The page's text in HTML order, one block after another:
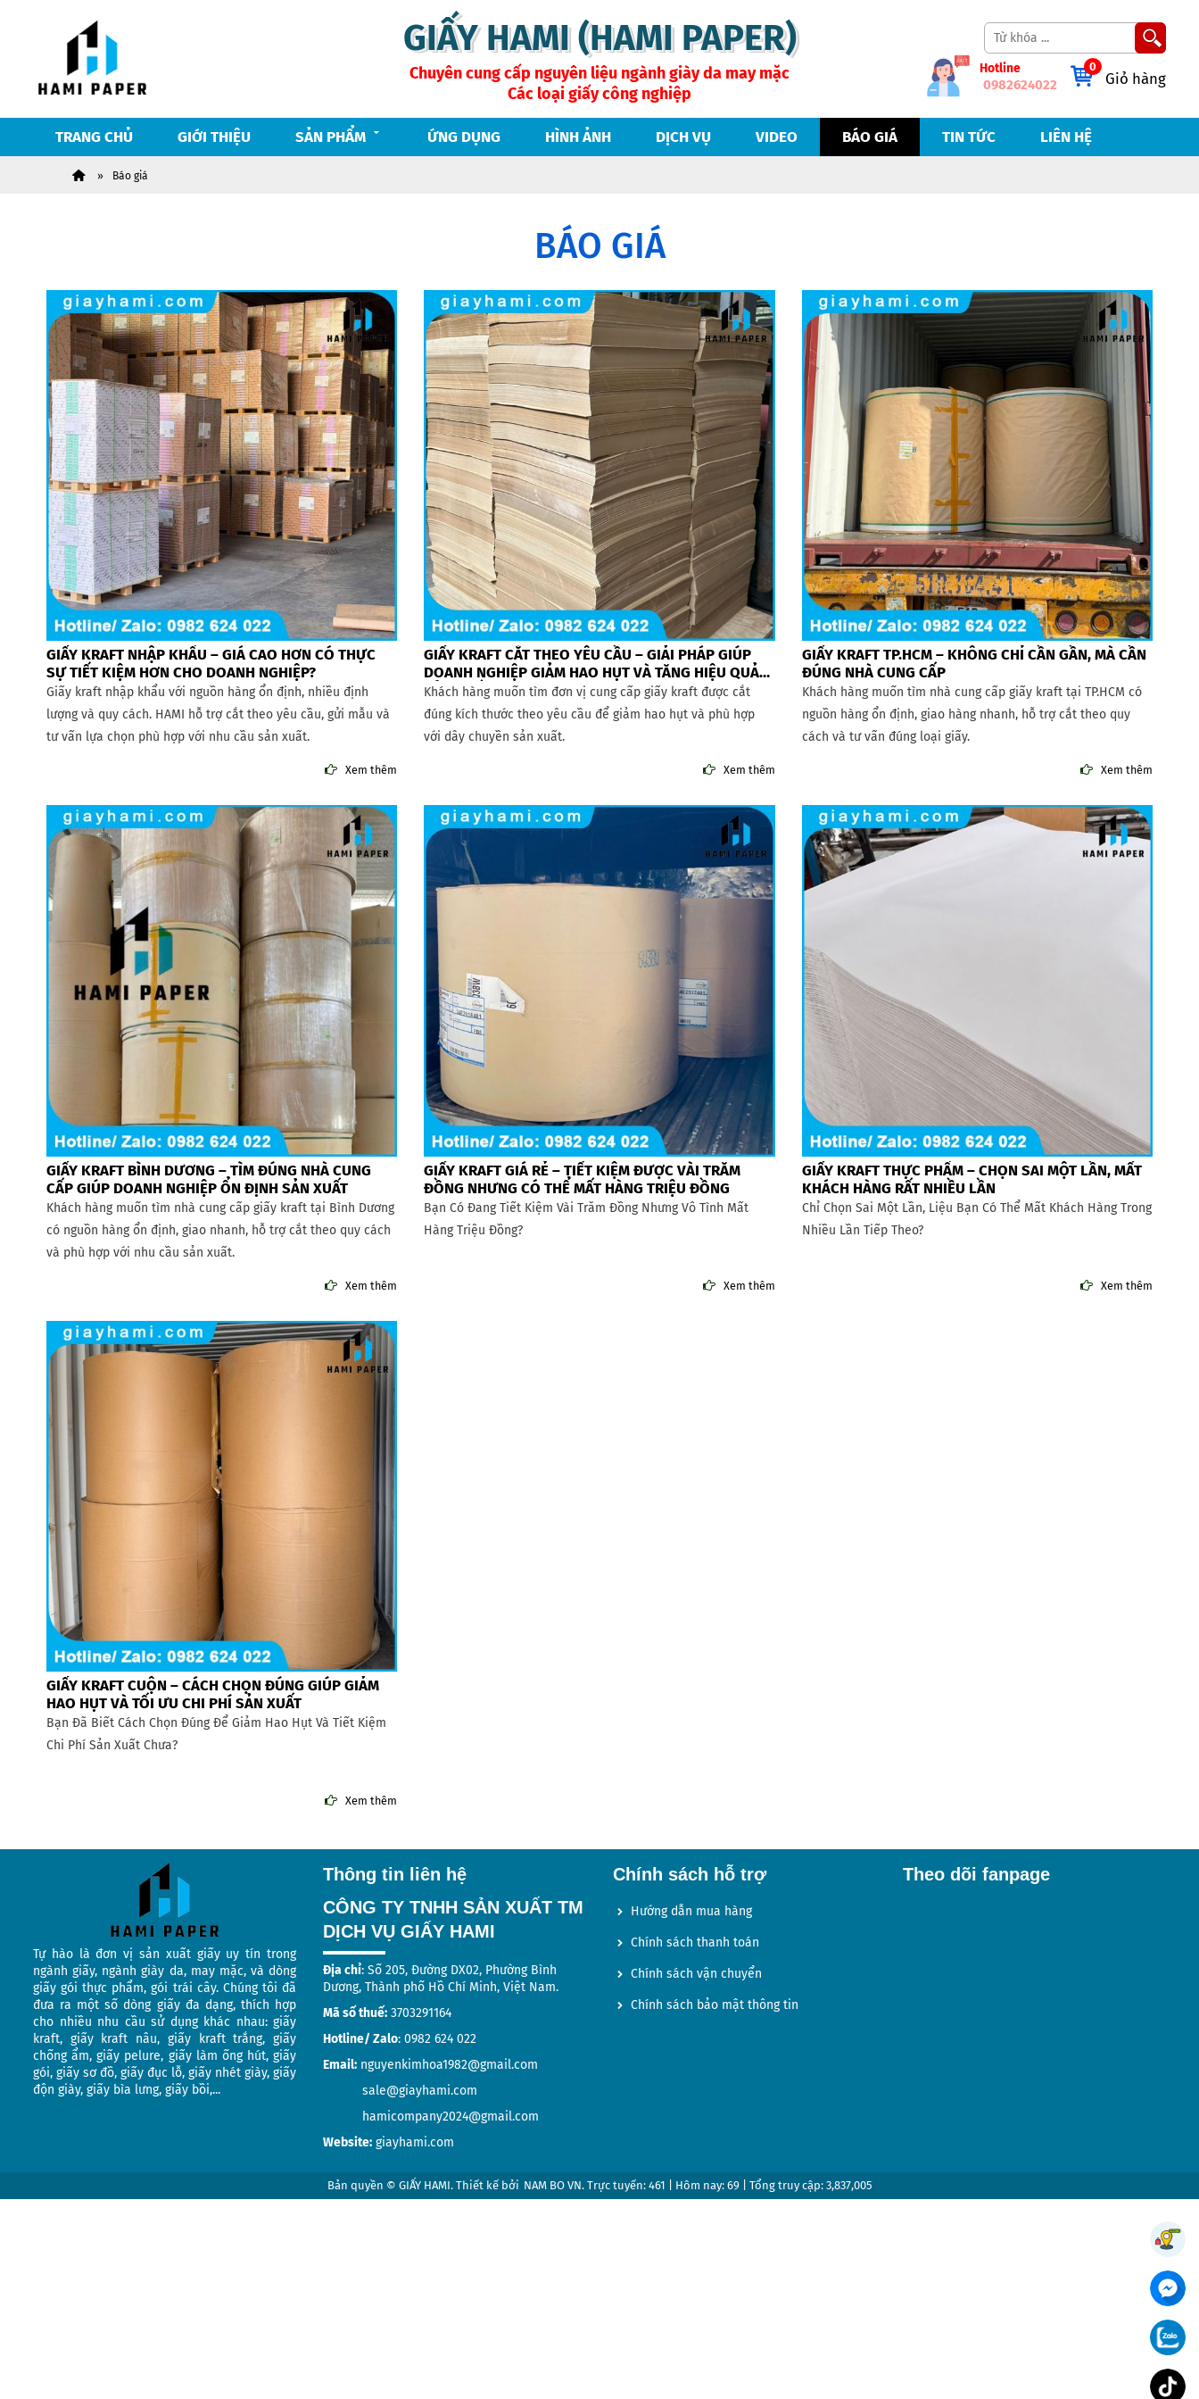
GIẤY HAMI (HAMI PAPER)
Chuyên cung cấp nguyên liệu ngành giày da may mặc
Các loại giấy công nghiệp
Hotline
0982624022
0
Giỏ hàng
TRANG CHỦ GIỚI THIỆU SẢN PHẨM ỨNG DỤNG HÌNH ẢNH DỊCH VỤ VIDEO BÁO GIÁ TIN TỨC LIÊN HỆ
Báo giá
BÁO GIÁ
GIẤY KRAFT NHẬP KHẨU – GIÁ CAO HƠN CÓ THỰC
SỰ TIẾT KIỆM HƠN CHO DOANH NGHIỆP?
Giấy kraft nhập khẩu với nguồn hàng ổn định, nhiều định
lượng và quy cách. HAMI hỗ trợ cắt theo yêu cầu, gửi mẫu và
tư vấn lựa chọn phù hợp với nhu cầu sản xuất.
Xem thêm
GIẤY KRAFT CẮT THEO YÊU CẦU – GIẢI PHÁP GIÚP
DOANH NGHIỆP GIẢM HAO HỤT VÀ TĂNG HIỆU QUẢ
SẢN XUẤT
Khách hàng muốn tìm đơn vị cung cấp giấy kraft được cắt
đúng kích thước theo yêu cầu để giảm hao hụt và phù hợp
với dây chuyền sản xuất.
Xem thêm
GIẤY KRAFT TP.HCM – KHÔNG CHỈ CẦN GẦN, MÀ CẦN
ĐÚNG NHÀ CUNG CẤP
Khách hàng muốn tìm nhà cung cấp giấy kraft tại TP.HCM có
nguồn hàng ổn định, giao hàng nhanh, hỗ trợ cắt theo quy
cách và tư vấn đúng loại giấy.
Xem thêm
GIẤY KRAFT BÌNH DƯƠNG – TÌM ĐÚNG NHÀ CUNG
CẤP GIÚP DOANH NGHIỆP ỔN ĐỊNH SẢN XUẤT
Khách hàng muốn tìm nhà cung cấp giấy kraft tại Bình Dương
có nguồn hàng ổn định, giao nhanh, hỗ trợ cắt theo quy cách
và phù hợp với nhu cầu sản xuất.
Xem thêm
GIẤY KRAFT GIÁ RẺ – TIẾT KIỆM ĐƯỢC VÀI TRĂM
ĐỒNG NHƯNG CÓ THỂ MẤT HÀNG TRIỆU ĐỒNG
Bạn Có Đang Tiết Kiệm Vài Trăm Đồng Nhưng Vô Tình Mất
Hàng Triệu Đồng?
Xem thêm
GIẤY KRAFT THỰC PHẨM – CHỌN SAI MỘT LẦN, MẤT
KHÁCH HÀNG RẤT NHIỀU LẦN
Chỉ Chọn Sai Một Lần, Liệu Bạn Có Thể Mất Khách Hàng Trong
Nhiều Lần Tiếp Theo?
Xem thêm
GIẤY KRAFT CUỘN – CÁCH CHỌN ĐÚNG GIÚP GIẢM
HAO HỤT VÀ TỐI ƯU CHI PHÍ SẢN XUẤT
Bạn Đã Biết Cách Chọn Đúng Để Giảm Hao Hụt Và Tiết Kiệm
Chi Phí Sản Xuất Chưa?
Xem thêm
Tự hào là đơn vị sản xuất giấy uy tín trong
ngành giấy, ngành giày da, may mặc, và dòng
giấy gói thực phẩm, gói trái cây. Chúng tôi đã
đưa ra một số dòng giấy đa dạng, thích hợp
cho nhiều nhu cầu sử dụng khác nhau: giấy
kraft, giấy kraft nâu, giấy kraft trắng, giấy
chống ẩm, giấy pelure, giấy làm ống hút, giấy
gói, giấy sơ đồ, giấy đục lỗ, giấy nhét giày, giấy
độn giày, giấy bìa lưng, giấy bồi,...
Thông tin liên hệ
CÔNG TY TNHH SẢN XUẤT TM
DỊCH VỤ GIẤY HAMI
Địa chỉ: Số 205, Đường DX02, Phường Bình
Dương, Thành phố Hồ Chí Minh, Việt Nam.
Mã số thuế: 3703291164
Hotline/ Zalo: 0982 624 022
Email: nguyenkimhoa1982@gmail.com
sale@giayhami.com
hamicompany2024@gmail.com
Website: giayhami.com
Chính sách hỗ trợ
Hướng dẫn mua hàng
Chính sách thanh toán
Chính sách vận chuyển
Chính sách bảo mật thông tin
Theo dõi fanpage
Bản quyền © GIẤY HAMI. Thiết kế bởi NAM BO VN. Trực tuyến: 461 | Hôm nay: 69 | Tổng truy cập: 3,837,005